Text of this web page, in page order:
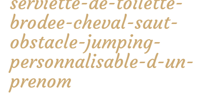
brodee-cheval-saut-
obstacle-jumping-
personnalisable-d-un-
prenom